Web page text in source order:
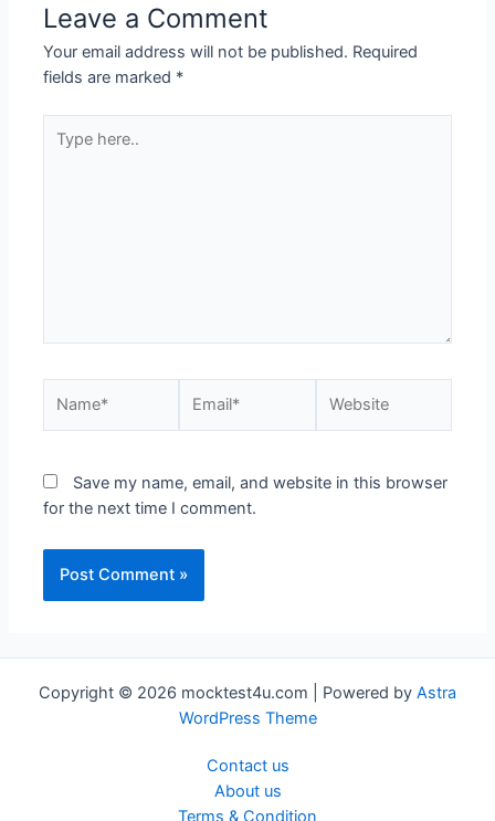
Leave a Comment
Your email address will not be published. Required
fields are marked *
here..
Save my name, email, and website in this browser
for the next time I comment.
Copyright © 2026 mocktest4u.com | Powered by Astra
WordPress Theme
Contact us
About us
Terms & Condition